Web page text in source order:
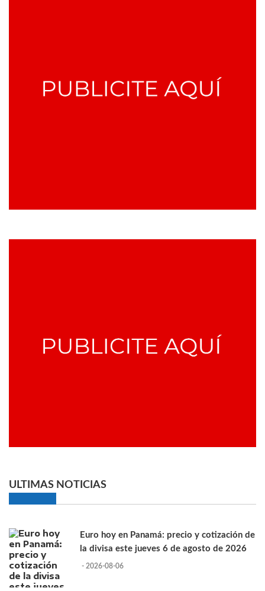
ULTIMAS NOTICIAS
Euro hoy en Panamá: precio y cotización de
la divisa este jueves 6 de agosto de 2026
- 2026-08-06